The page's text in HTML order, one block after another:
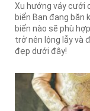
Xu hướng váy cưới
biển Bạn đang băn
biển nào sẽ phù
trở nên lộng lẫy và
đẹp dưới đây!